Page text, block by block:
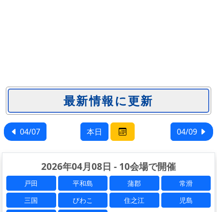
04/07 本日 04/09
2026年04月08日 - 10会場で開催
戸田 平和島 蒲郡
常滑
三国
びわこ 住之江
児島